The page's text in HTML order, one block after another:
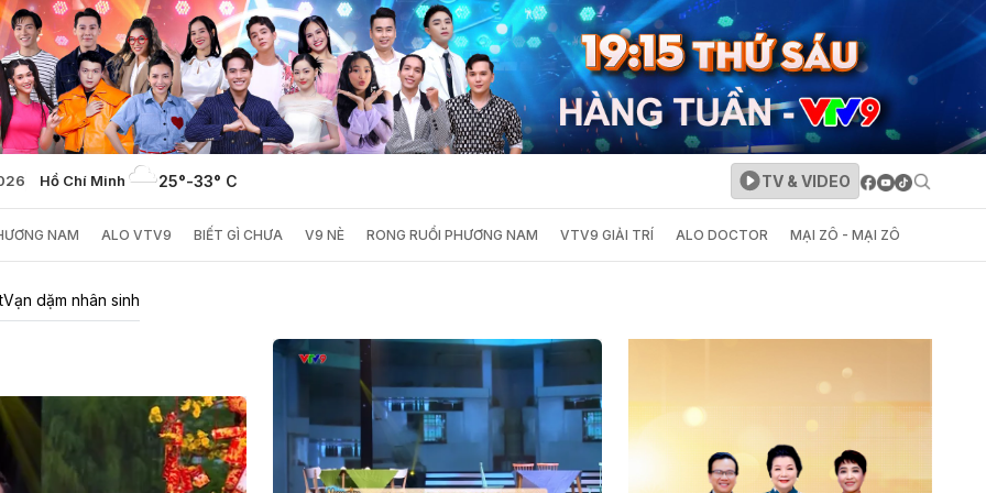
Hồ Chí Minh 25°-33° C TV & VIDEO
NAM ALO VTV9 BIẾT GÌ CHƯA V9 NÈ RONG RUỔI PHƯƠNG NAM VTV9 GIẢI TRÍ ALO DOCTOR MẠI ZÔ - MẠI ZÔ
Vạn dặm nhân sinh